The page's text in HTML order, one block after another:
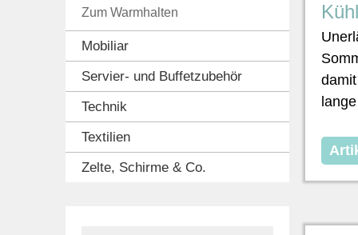
Zum Warmhalten
Mobiliar
Servier- und Buffetzubehör
Technik
Textilien
Zelte, Schirme & Co.